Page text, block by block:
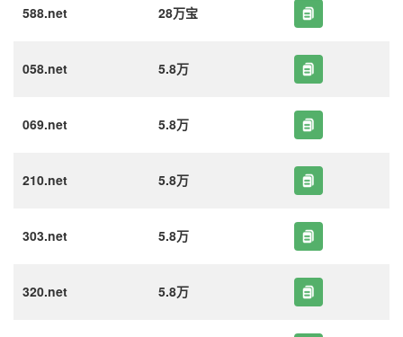
588.net 28万宝
058.net 5.8万
069.net 5.8万
210.net 5.8万
303.net 5.8万
320.net 5.8万